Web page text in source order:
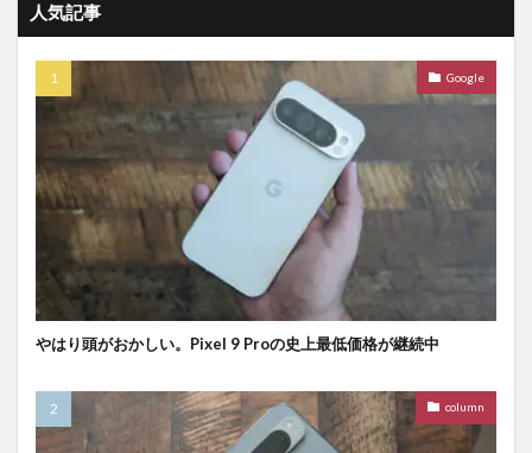
人気記事
Google
やはり頭がおかしい。Pixel 9 Proの史上最低価格が継続中
column